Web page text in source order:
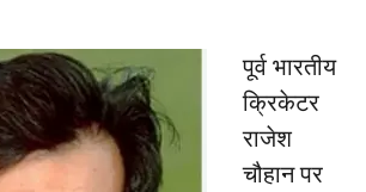
पूर्व भारतीय
क्रिकेटर
राजेश
चौहान पर